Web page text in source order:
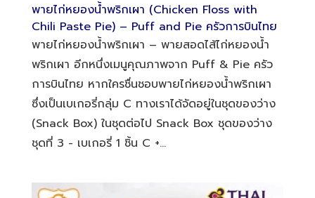
พายไก่หยองน้ำพริกเผา (Chicken Floss with
Chili Paste Pie) – Puff and Pie ครัวการบินไทย
พายไก่หยองน้ำพริกเผา – พายสอดไส้ไก่หยองน้ำ
พริกเผา อีกหนึ่งเมนูคุณภาพจาก Puff & Pie ครัว
การบินไทย หากใครชื่นชอบพายไก่หยองน้ำพริกเผา
ซึ่งเป็นเบเกอรี่กลุ่ม C ทางเราได้จัดอยู่ในชุดของว่าง
(Snack Box) ในชุดต่อไป Snack Box ชุดของว่าง
ชุดที่ 3 - เบเกอรี่ 1 ชิ้น C +...